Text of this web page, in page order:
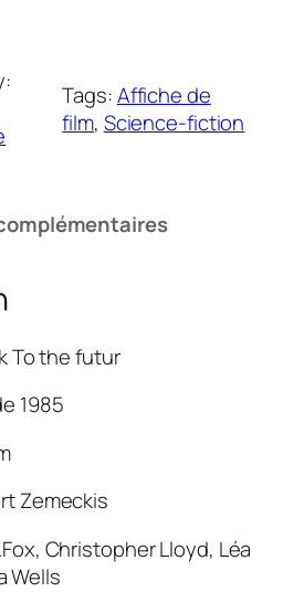
Tags:Affiche de
film, Science-fiction
To the futur
1985
Zemeckis
Christopher Lloyd, Léa
Wells